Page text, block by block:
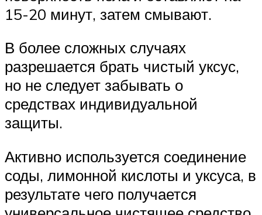
15-20 минут, затем смывают.
В более сложных случаях
разрешается брать чистый уксус,
но не следует забывать о
средствах индивидуальной
защиты.
Активно используется соединение
соды, лимонной кислоты и уксуса, в
результате чего получается